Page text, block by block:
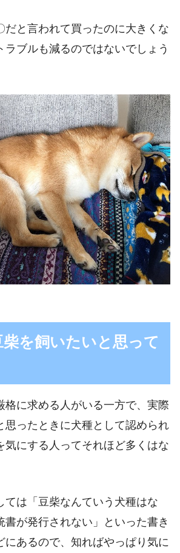
だと言われて買ったのに大きくな
ラブルも減るのではないでしょう
を飼いたいと思って
格に求める人がいる一方で、実際
思ったときに犬種として認められ
気にする人ってそれほど多くはな
ては「豆柴なんていう犬種はな
書が発行されない」といった書き
にあるので、知ればやっぱり気に